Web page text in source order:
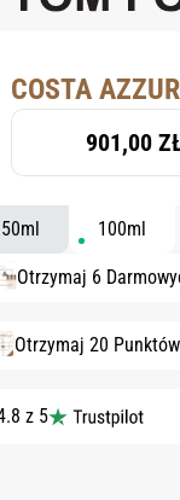
COSTA
901,00
50ml 100ml
Otrzymaj 6
Otrzymaj 20 Punktów
z 5